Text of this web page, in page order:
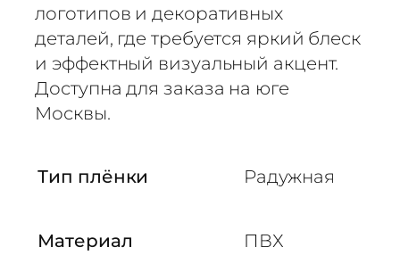
я
п
л
е
н
Г
т
логотипов и декоративных
деталей, где требуется яркий блеск
и эффектный визуальный акцент.
Доступна для заказа на юге
Москвы.
Тип плёнки Радужная
Материал ПВХ